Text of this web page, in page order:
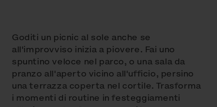
Goditi un picnic al sole anche se
all'improvviso inizia a piovere. Fai uno
spuntino veloce nel parco, o una sala da
pranzo all'aperto vicino all'ufficio, persino
una terrazza coperta nel cortile. Trasforma
i momenti di routine in festeggiamenti